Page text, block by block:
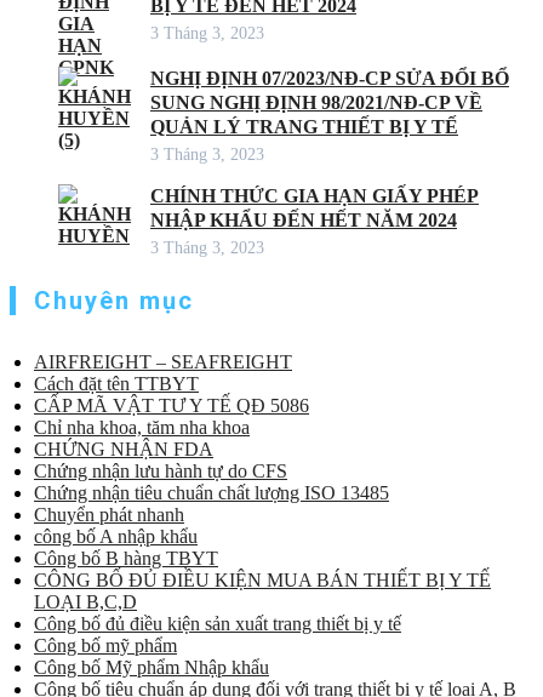
BỊ Y TẾ ĐẾN HẾT 2024
3 Tháng 3, 2023
NGHỊ ĐỊNH 07/2023/NĐ-CP SỬA ĐỔI BỔ
SUNG NGHỊ ĐỊNH 98/2021/NĐ-CP VỀ
QUẢN LÝ TRANG THIẾT BỊ Y TẾ
3 Tháng 3, 2023
CHÍNH THỨC GIA HẠN GIẤY PHÉP
NHẬP KHẨU ĐẾN HẾT NĂM 2024
3 Tháng 3, 2023
Chuyên mục
AIRFREIGHT – SEAFREIGHT
Cách đặt tên TTBYT
CẤP MÃ VẬT TƯ Y TẾ QĐ 5086
Chỉ nha khoa, tăm nha khoa
CHỨNG NHẬN FDA
Chứng nhận lưu hành tự do CFS
Chứng nhận tiêu chuẩn chất lượng ISO 13485
Chuyển phát nhanh
công bố A nhập khẩu
Công bố B hàng TBYT
CÔNG BỐ ĐỦ ĐIỀU KIỆN MUA BÁN THIẾT BỊ Y TẾ
LOẠI B,C,D
Công bố đủ điều kiện sản xuất trang thiết bị y tế
Công bố mỹ phẩm
Công bố Mỹ phẩm Nhập khẩu
Công bố tiêu chuẩn áp dụng đối với trang thiết bị y tế loại A, B